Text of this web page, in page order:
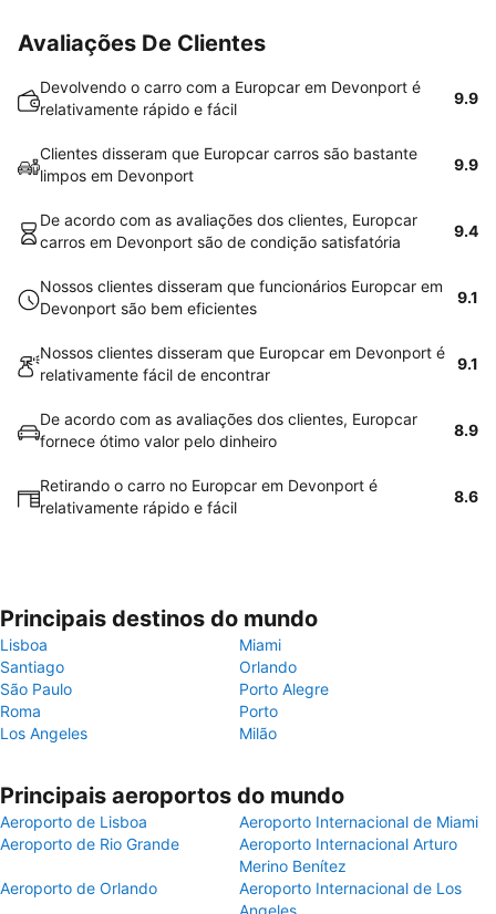
Avaliações De Clientes
Devolvendo o carro com a Europcar em Devonport é
relativamente rápido e fácil
9.9
Clientes disseram que Europcar carros são bastante
limpos em Devonport
9.9
De acordo com as avaliações dos clientes, Europcar
carros em Devonport são de condição satisfatória
9.4
Nossos clientes disseram que funcionários Europcar em
Devonport são bem eficientes
9.1
Nossos clientes disseram que Europcar em Devonport é
relativamente fácil de encontrar
9.1
De acordo com as avaliações dos clientes, Europcar
fornece ótimo valor pelo dinheiro
8.9
Retirando o carro no Europcar em Devonport é
relativamente rápido e fácil
8.6
Principais destinos do mundo
Lisboa
Miami
Santiago
Orlando
São Paulo
Porto Alegre
Roma
Porto
Los Angeles
Milão
Principais aeroportos do mundo
Aeroporto de Lisboa
Aeroporto Internacional de Miami
Aeroporto de Rio Grande
Aeroporto Internacional Arturo
Merino Benítez
Aeroporto de Orlando
Aeroporto Internacional de Los
Angeles